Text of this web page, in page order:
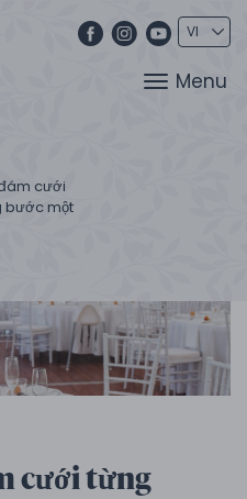
Menu
cưới
bước một
cưới từng